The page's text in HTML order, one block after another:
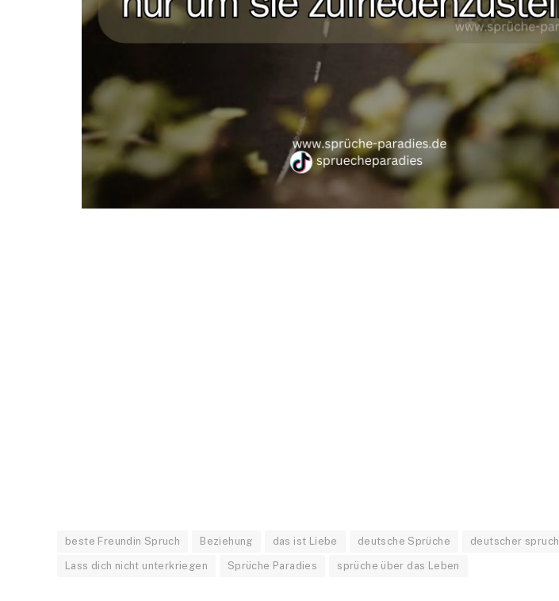
beste Freundin Spruch Beziehung das ist Liebe deutsche Sprüche deutscher spruch
Lass dich nicht unterkriegen Sprüche Paradies sprüche über das Leben